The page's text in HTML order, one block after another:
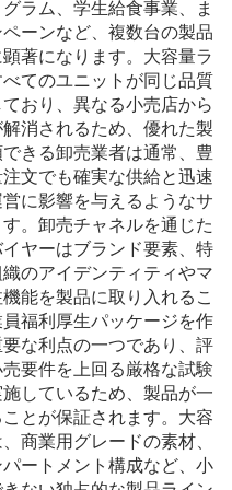
ラム、学生給食事業、ま
ーンなど、複数台の製品
著になります。大容量ラ
てのユニットが同じ品質
おり、異なる小売店から
消されるため、優れた製
きる卸売業者は通常、豊
文でも確実な供給と迅速
に影響を与えるようなサ
。卸売チャネルを通じた
ヤーはブランド要素、特
のアイデンティティやマ
能を製品に取り入れるこ
福利厚生パッケージを作
な利点の一つであり、評
要件を上回る厳格な試験
しているため、製品が一
とが保証されます。大容
商業用グレードの素材、
ートメント構成など、小